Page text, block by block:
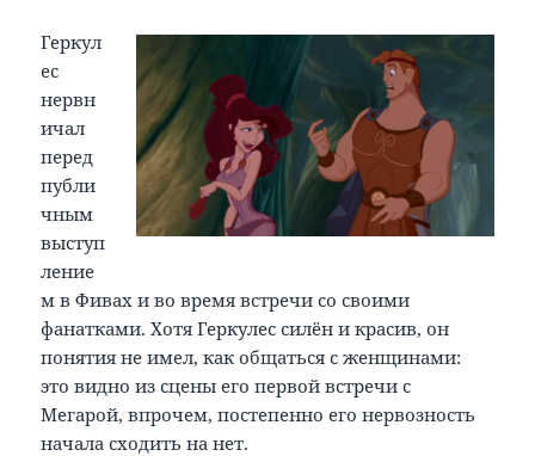
Геркул
ес
нервн
ичал
перед
публи
чным
выступ
ление
м в Фивах и во время встречи со своими
фанатками. Хотя Геркулес силён и красив, он
понятия не имел, как общаться с женщинами:
это видно из сцены его первой встречи с
Мегарой, впрочем, постепенно его нервозность
начала сходить на нет.